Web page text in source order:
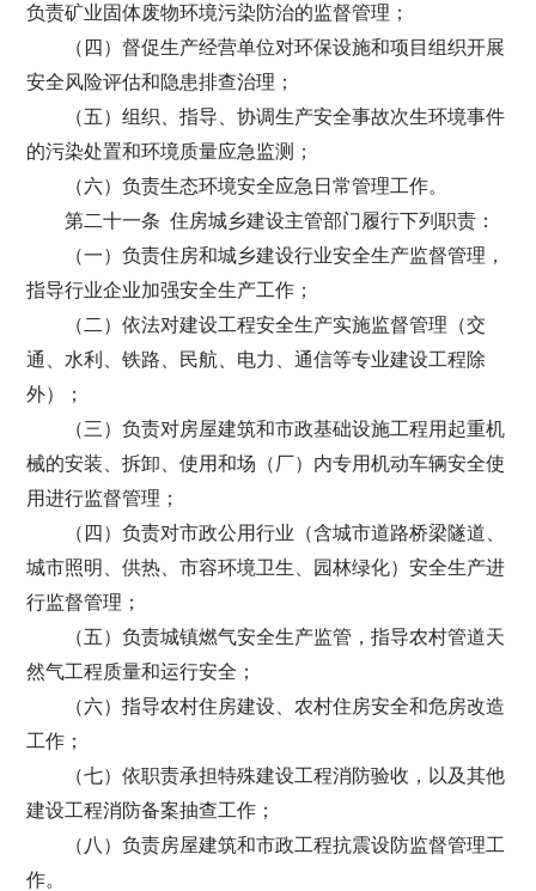
负责矿业固体废物环境污染防治的监督管理；
（四）督促生产经营单位对环保设施和项目组织开展
安全风险评估和隐患排查治理；
（五）组织、指导、协调生产安全事故次生环境事件
的污染处置和环境质量应急监测；
（六）负责生态环境安全应急日常管理工作。
第二十一条 住房城乡建设主管部门履行下列职责：
（一）负责住房和城乡建设行业安全生产监督管理，
指导行业企业加强安全生产工作；
（二）依法对建设工程安全生产实施监督管理（交
通、水利、铁路、民航、电力、通信等专业建设工程除
外）；
（三）负责对房屋建筑和市政基础设施工程用起重机
械的安装、拆卸、使用和场（厂）内专用机动车辆安全使
用进行监督管理；
（四）负责对市政公用行业（含城市道路桥梁隧道、
城市照明、供热、市容环境卫生、园林绿化）安全生产进
行监督管理；
（五）负责城镇燃气安全生产监管，指导农村管道天
然气工程质量和运行安全；
（六）指导农村住房建设、农村住房安全和危房改造
工作；
（七）依职责承担特殊建设工程消防验收，以及其他
建设工程消防备案抽查工作；
（八）负责房屋建筑和市政工程抗震设防监督管理工
作。